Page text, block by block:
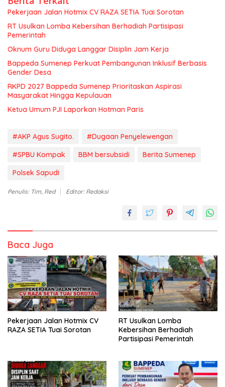
Pekerjaan Jalan Hotmix CV RAZA SETIA Tuai Sorotan
RT Usulkan Lomba Kebersihan Berhadiah Partisipasi
Pemerintah
Oknum Guru Diduga Langgar Disiplin Jam Kerja
Bappeda Sumenep Perkuat Pembangunan Inklusif Berbasis
Gender Desa
RKPD 2027 Bappeda Sumenep Prioritaskan Aspirasi
Masyarakat Hingga Kepulauan
Ketua Umum PJI Laporkan Hotman Paris
#AKP Agus Sugito.
#Dugaan Penyelewengan
#SPBU Kompak
BBM bersubsidi
Berita Sumenep
Polsek Sapudi
Penulis: Tim, Red Editor: Redaksi
Baca Juga
Pekerjaan Jalan Hotmix CV
RAZA SETIA Tuai Sorotan
RT Usulkan Lomba
Kebersihan Berhadiah
Partisipasi Pemerintah